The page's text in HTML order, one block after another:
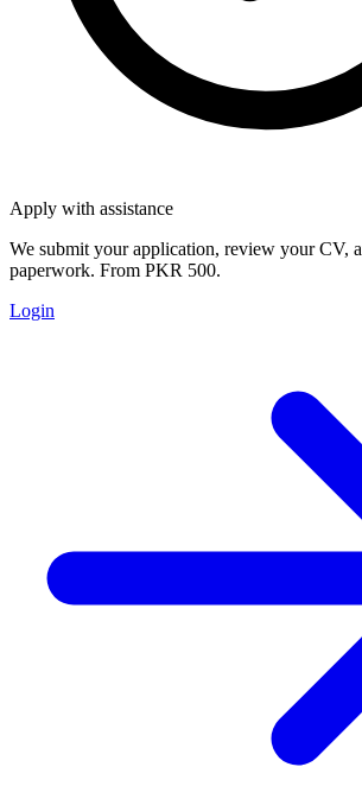
Apply with assistance
We submit your application, review your CV,
paperwork. From PKR 500.
Login